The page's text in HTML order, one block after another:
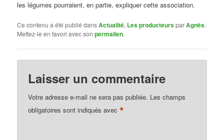
les légumes pourraient, en partie, expliquer cette association.
Ce contenu a été publié dansActualité, Les producteursparAgnès.
Mettez-le en favori avec sonpermalien.
Laisser un commentaire
Votre adresse e-mail ne sera pas publiée. Les champs
obligatoires sont indiqués avec*